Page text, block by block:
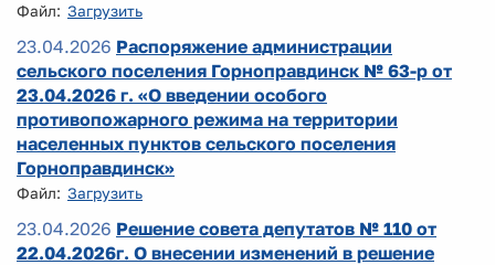
Файл: Загрузить
23.04.2026 Распоряжение администрации
сельского поселения Горноправдинск № 63-р от
23.04.2026 г. «О введении особого
противопожарного режима на территории
населенных пунктов сельского поселения
Горноправдинск»
Файл: Загрузить
23.04.2026 Решение совета депутатов № 110 от
22.04.2026г. О внесении изменений в решение